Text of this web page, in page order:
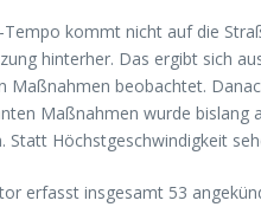
kommt nicht auf die
hinterher. Das ergibt sich
beobachtet.
Maßnahmen wurde bislang
Höchstgeschwindigkeit
erfasst insgesamt 53